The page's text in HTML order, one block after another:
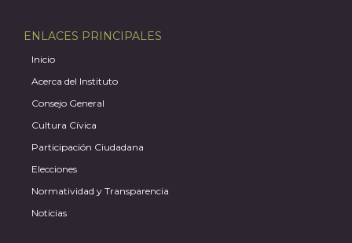
ENLACES PRINCIPALES
Inicio
Acerca del Instituto
Consejo General
Cultura Cívica
Participación Ciudadana
Elecciones
Normatividad y Transparencia
Noticias